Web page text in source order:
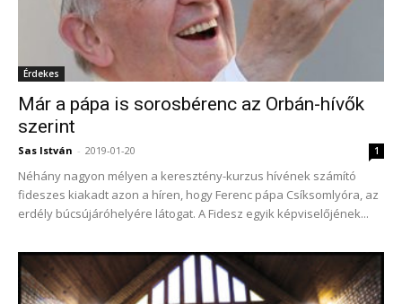
Érdekes
Már a pápa is sorosbérenc az Orbán-hívők
szerint
Sas István - 2019-01-20 1
Néhány nagyon mélyen a keresztény-kurzus hívének számító
fideszes kiakadt azon a híren, hogy Ferenc pápa Csíksomlyóra, az
erdély búcsújáróhelyére látogat. A Fidesz egyik képviselőjének...